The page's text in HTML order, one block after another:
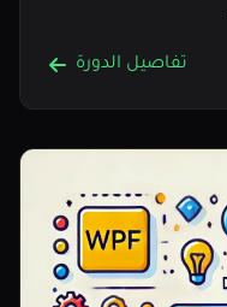
تفاصيل الدورة